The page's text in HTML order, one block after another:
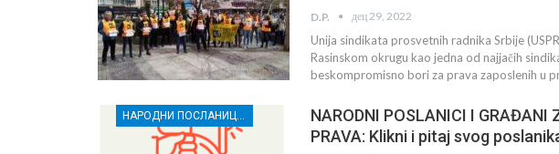
D.P. дец 29, 2022
Unija sindikata prosvetnih radnika Srbije
Rasinskom okrugu kao jedna od najjačih
beskompromisno bori za prava zaposlenih u
NARODNI POSLANICI I GRAĐANI
PRAVA: Klikni i pitaj svog